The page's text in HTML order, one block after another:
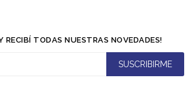
RECIBÍ TODAS NUESTRAS NOVEDADES!
SUSCRIBIRME